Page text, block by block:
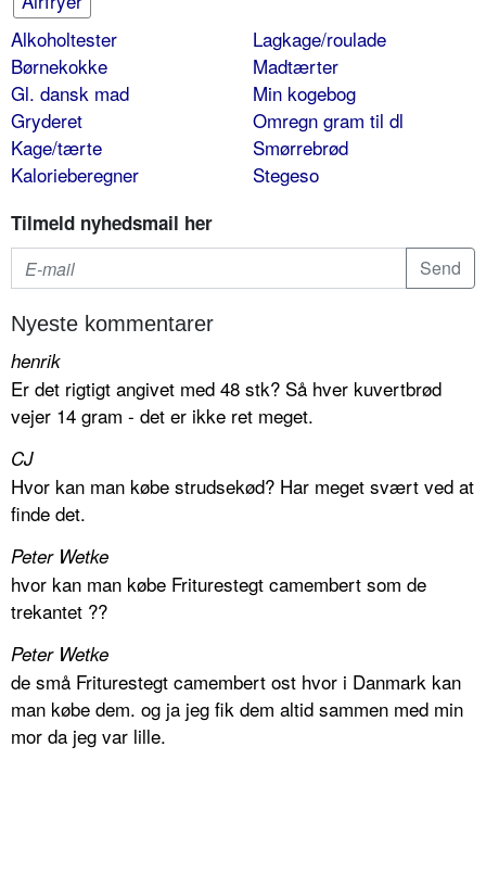
Alkoholtester
Børnekokke
Gl. dansk mad
Gryderet
Kage/tærte
Kalorieberegner
Lagkage/roulade
Madtærter
Min kogebog
Omregn gram til dl
Smørrebrød
Stegeso
Tilmeld nyhedsmail her
Nyeste kommentarer
henrik
Er det rigtigt angivet med 48 stk? Så hver kuvertbrød
vejer 14 gram - det er ikke ret meget.
CJ
Hvor kan man købe strudsekød? Har meget svært ved at
finde det.
Peter Wetke
hvor kan man købe Friturestegt camembert som de
trekantet ??
Peter Wetke
de små Friturestegt camembert ost hvor i Danmark kan
man købe dem. og ja jeg fik dem altid sammen med min
mor da jeg var lille.